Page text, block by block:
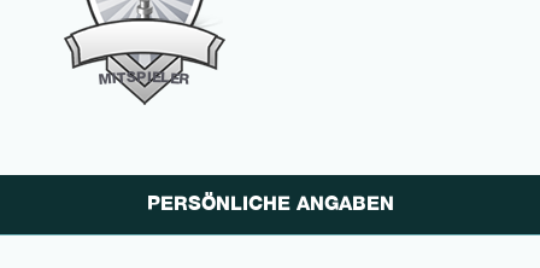
MITSPIELER
PERSÖNLICHE ANGABEN